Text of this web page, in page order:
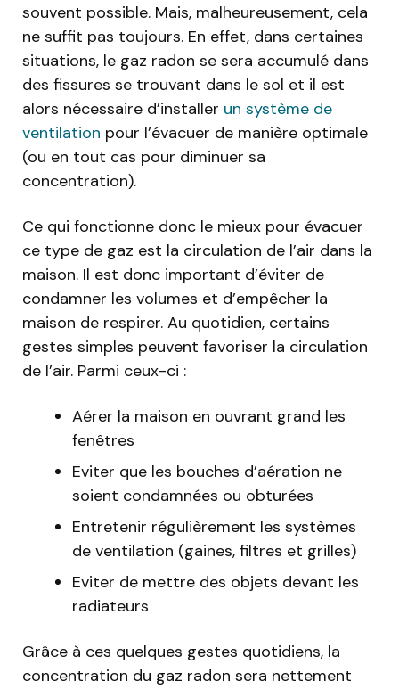
souvent possible. Mais, malheureusement, cela
ne suffit pas toujours. En effet, dans certaines
situations, le gaz radon se sera accumulé dans
des fissures se trouvant dans le sol et il est
alors nécessaire d’installer un système de
ventilation pour l’évacuer de manière optimale
(ou en tout cas pour diminuer sa
concentration).
Ce qui fonctionne donc le mieux pour évacuer
ce type de gaz est la circulation de l’air dans la
maison. Il est donc important d’éviter de
condamner les volumes et d’empêcher la
maison de respirer. Au quotidien, certains
gestes simples peuvent favoriser la circulation
de l’air. Parmi ceux-ci :
Aérer la maison en ouvrant grand les
fenêtres
Eviter que les bouches d’aération ne
soient condamnées ou obturées
Entretenir régulièrement les systèmes
de ventilation (gaines, filtres et grilles)
Eviter de mettre des objets devant les
radiateurs
Grâce à ces quelques gestes quotidiens, la
concentration du gaz radon sera nettement